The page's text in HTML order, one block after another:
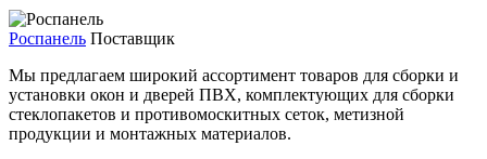
Роспанель Поставщик
Мы предлагаем широкий ассортимент товаров для сборки и
установки окон и дверей ПВХ, комплектующих для сборки
стеклопакетов и противомоскитных сеток, метизной
продукции и монтажных материалов.